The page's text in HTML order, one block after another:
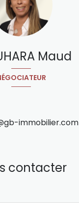
Maud
immobilier.com
contacter